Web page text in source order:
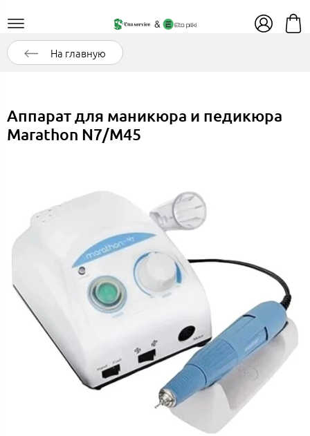
На главную
Аппарат для маникюра и педикюра
Marathon N7/M45